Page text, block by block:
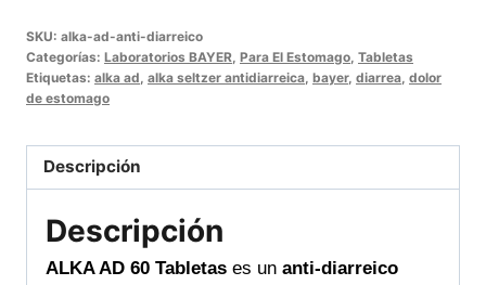
TABLETAS
Anti-
Diarreico
rápido
y
eficaz
SKU: alka-ad-anti-diarreico
Categorías: Laboratorios BAYER Para El Estomago Tabletas
Etiquetas: alka ad alka seltzer antidiarreica bayer, diarrea dolor
de estomago
Descripción
Descripción
ALKA AD 60 Tabletas es un anti-diarreico